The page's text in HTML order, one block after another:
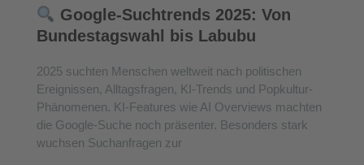
Google-Suchtrends 2025: Von
Bundestagswahl bis Labubu
2025 suchten Menschen weltweit nach politischen
Ereignissen, Alltagsfragen, KI-Trends und Popkultur-
Phänomenen. KI-Features wie AI Overviews machten
die Google-Suche noch präsenter. Besonders stark
wuchsen Suchanfragen zur